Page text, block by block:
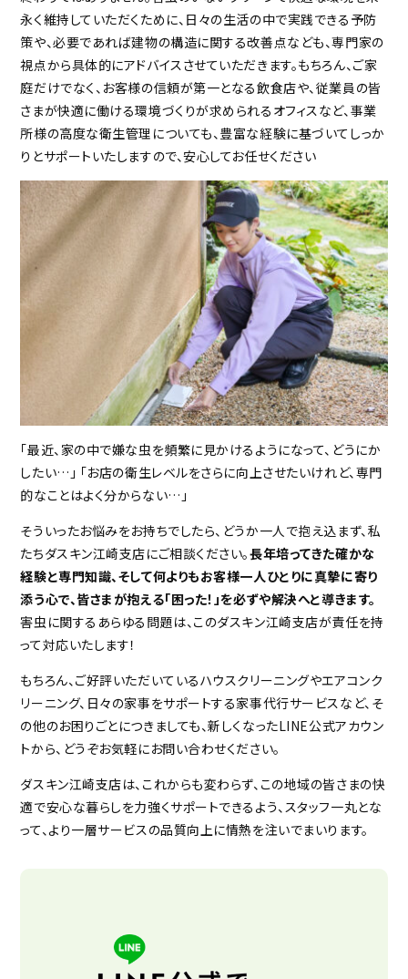
永く維持していただくために、日々の生活の中で実践できる予防
策や、必要であれば建物の構造に関する改善点なども、専門家の
視点から具体的にアドバイスさせていただきます。もちろん、ご家
庭だけでなく、お客様の信頼が第一となる飲食店や、従業員の皆
さまが快適に働ける環境づくりが求められるオフィスなど、事業
所様の高度な衛生管理についても、豊富な経験に基づいてしっか
りとサポートいたしますので、安心してお任せください
「最近、家の中で嫌な虫を頻繁に見かけるようになって、どうにか
したい…」 「お店の衛生レベルをさらに向上させたいけれど、専門
的なことはよく分からない…」
そういったお悩みをお持ちでしたら、どうか一人で抱え込まず、私
たちダスキン江崎支店にご相談ください。長年培ってきた確かな
経験と専門知識、そして何よりもお客様一人ひとりに真摯に寄り
添う心で、皆さまが抱える「困った！」を必ずや解決へと導きます。
害虫に関するあらゆる問題は、このダスキン江崎支店が責任を持
って対応いたします！
もちろん、ご好評いただいているハウスクリーニングやエアコンク
リーニング、日々の家事をサポートする家事代行サービスなど、そ
の他のお困りごとにつきましても、新しくなったLINE公式アカウン
トから、どうぞお気軽にお問い合わせください。
ダスキン江崎支店は、これからも変わらず、この地域の皆さまの快
適で安心な暮らしを力強くサポートできるよう、スタッフ一丸とな
って、より一層サービスの品質向上に情熱を注いでまいります。